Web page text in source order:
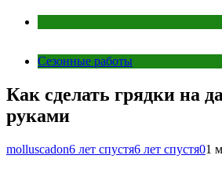
Сезонные работы
Как сделать грядки на
руками
molluscadon6 лет спустя6 лет спустя01